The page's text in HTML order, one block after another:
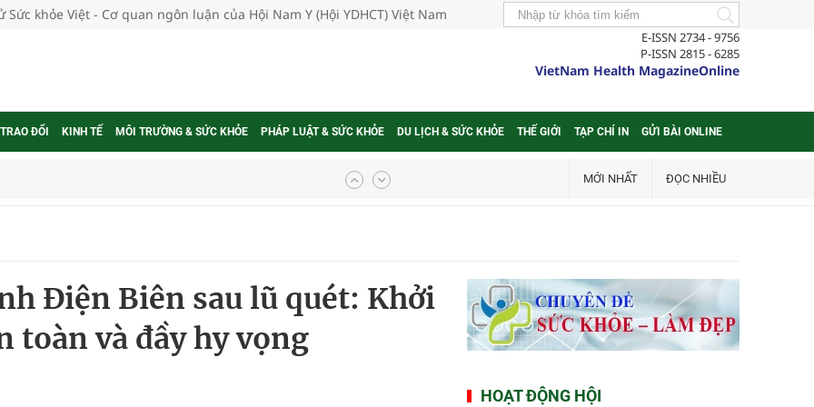
Sức khỏe Việt - Cơ quan ngôn luận của Hội Nam Y (Hội YDHCT) Việt Nam
E-ISSN 2734 - 9756
P-ISSN 2815 - 6285
VietNam Health MagazineOnline
ĐỔI KINH TẾ MÔI TRƯỜNG & SỨC KHỎE PHÁP LUẬT & SỨC KHỎE DU LỊCH & SỨC KHỎE THẾ GIỚI TẠP CHÍ IN GỬI BÀI ONLINE
cực hiệu quả
gia
MỚI NHẤT ĐỌC NHIỀU
Điện Biên sau lũ quét: Khởi
toàn và đầy hy vọng
HOẠT ĐỘNG HỘI